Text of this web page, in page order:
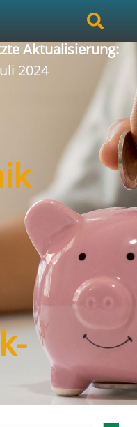
Aktualisierung:
2024